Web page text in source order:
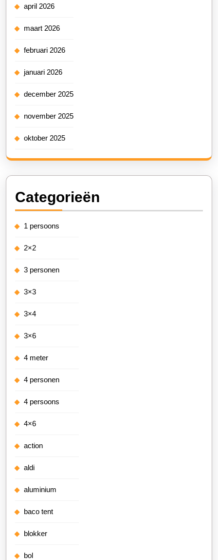
april 2026
maart 2026
februari 2026
januari 2026
december 2025
november 2025
oktober 2025
Categorieën
1 persoons
2×2
3 personen
3×3
3×4
3×6
4 meter
4 personen
4 persoons
4×6
action
aldi
aluminium
baco tent
blokker
bol